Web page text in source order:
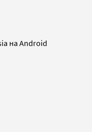
на Android